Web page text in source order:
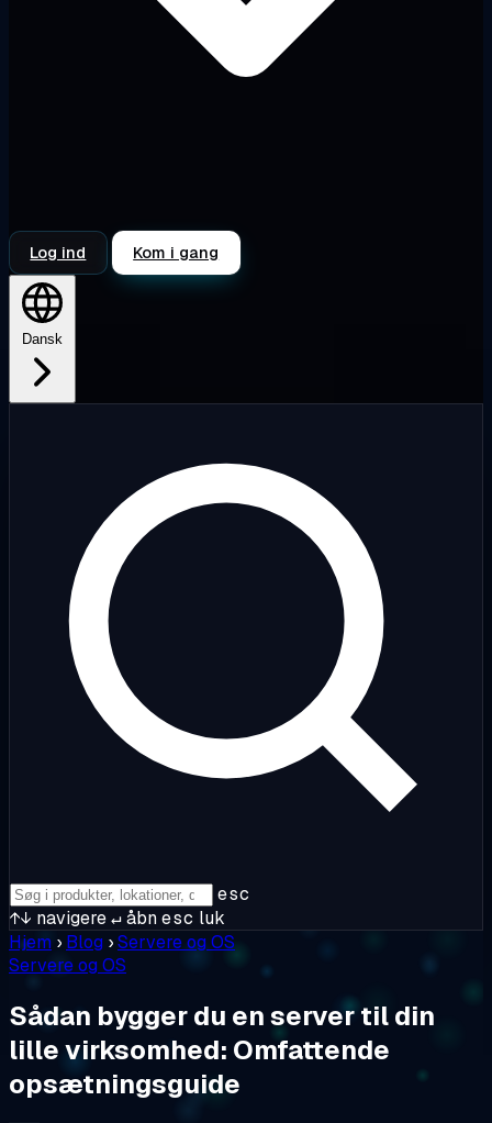
Log ind Kom i gang
Dansk
esc
↑↓ navigere↵åbnesc luk
Hjem › Blog ›Servere og OS
Servere og OS
Sådan bygger du en server til din
lille virksomhed: Omfattende
opsætningsguide